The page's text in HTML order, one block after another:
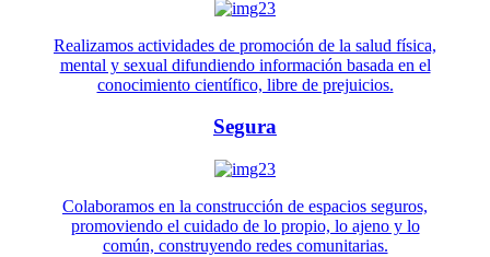
Realizamos actividades de promoción de la salud física,
mental y sexual difundiendo información basada en el
conocimiento científico, libre de prejuicios.
Segura
Colaboramos en la construcción de espacios seguros,
promoviendo el cuidado de lo propio, lo ajeno y lo
común, construyendo redes comunitarias.